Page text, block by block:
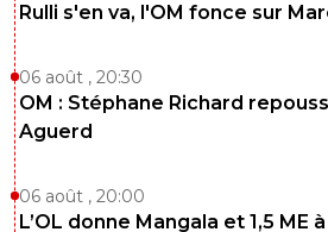
Rulli s'en va, l'OM fonce sur
06 août , 20:30
OM : Stéphane Richard
Aguerd
06 août , 20:00
L’OL donne Mangala et 1,5 ME